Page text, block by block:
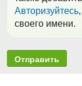
Авторизуйтесь
своего имени.
Отправить